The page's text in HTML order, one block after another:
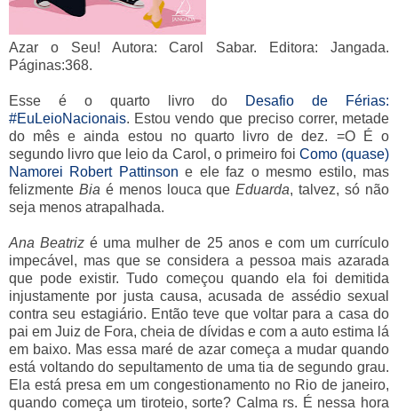
Azar o Seu! Autora: Carol Sabar. Editora: Jangada.
Páginas:368.
Esse é o quarto livro do
Desafio de Férias:
#EuLeioNacionais. Estou vendo que preciso correr, metade
do mês e ainda estou no quarto livro de dez. =O É o
segundo livro que leio da Carol, o primeiro foi Como (quase)
Namorei Robert Pattinson e ele faz o mesmo estilo, mas
felizmente Bia é menos louca queEduarda, talvez, só não
seja menos atrapalhada.
Ana Beatriz é uma mulher de 25 anos e com um currículo
impecável, mas que se considera a pessoa mais azarada
que pode existir. Tudo começou quando ela foi demitida
injustamente por justa causa, acusada de assédio sexual
contra seu estagiário. Então teve que voltar para a casa do
pai em Juiz de Fora, cheia de dívidas e com a auto estima lá
em baixo. Mas essa maré de azar começa a mudar quando
está voltando do sepultamento de uma tia de segundo grau.
Ela está presa em um congestionamento no Rio de janeiro,
quando começa um tiroteio, sorte? Calma rs. É nessa hora